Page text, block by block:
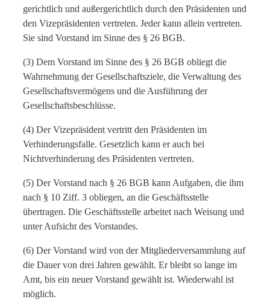
gerichtlich und außergerichtlich durch den Präsidenten und
den Vizepräsidenten vertreten. Jeder kann allein vertreten.
Sie sind Vorstand im Sinne des § 26 BGB.
(3) Dem Vorstand im Sinne des § 26 BGB obliegt die
Wahrnehmung der Gesellschaftsziele, die Verwaltung des
Gesellschaftsvermögens und die Ausführung der
Gesellschaftsbeschlüsse.
(4) Der Vizepräsident vertritt den Präsidenten im
Verhinderungsfalle. Gesetzlich kann er auch bei
Nichtverhinderung des Präsidenten vertreten.
(5) Der Vorstand nach § 26 BGB kann Aufgaben, die ihm
nach § 10 Ziff. 3 obliegen, an die Geschäftsstelle
übertragen. Die Geschäftsstelle arbeitet nach Weisung und
unter Aufsicht des Vorstandes.
(6) Der Vorstand wird von der Mitgliederversammlung auf
die Dauer von drei Jahren gewählt. Er bleibt so lange im
Amt, bis ein neuer Vorstand gewählt ist. Wiederwahl ist
möglich.